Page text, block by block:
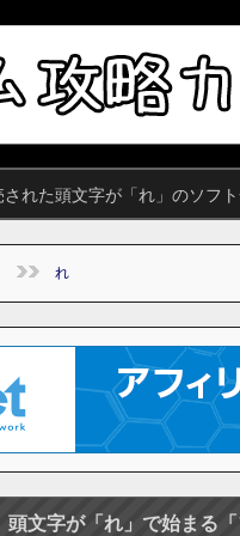
された頭文字が「れ」のソフ
れ
頭文字が「れ」で始まる